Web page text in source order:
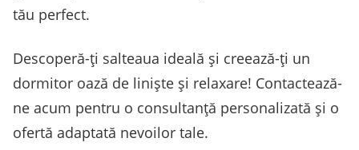
tău perfect.
Descoperă-ți salteaua ideală și creează-ți un
dormitor oază de liniște și relaxare! Contactează-
ne acum pentru o consultanță personalizată și o
ofertă adaptată nevoilor tale.